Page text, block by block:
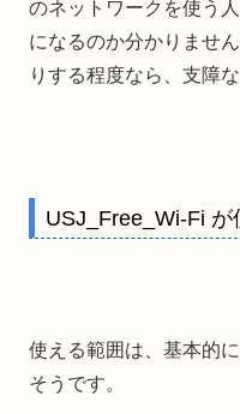
のネットワークを使う
になるのか分かりませ
りする程度なら、支障
USJ_Free_Wi-Fi が
使える範囲は、基本的
そうです。